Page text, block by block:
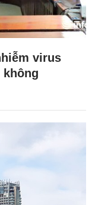
virus
không